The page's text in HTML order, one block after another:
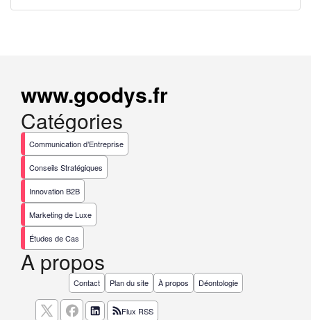
www.goodys.fr
Catégories
Communication d’Entreprise
Conseils Stratégiques
Innovation B2B
Marketing de Luxe
Études de Cas
A propos
Contact Plan du site À propos Déontologie
Flux RSS